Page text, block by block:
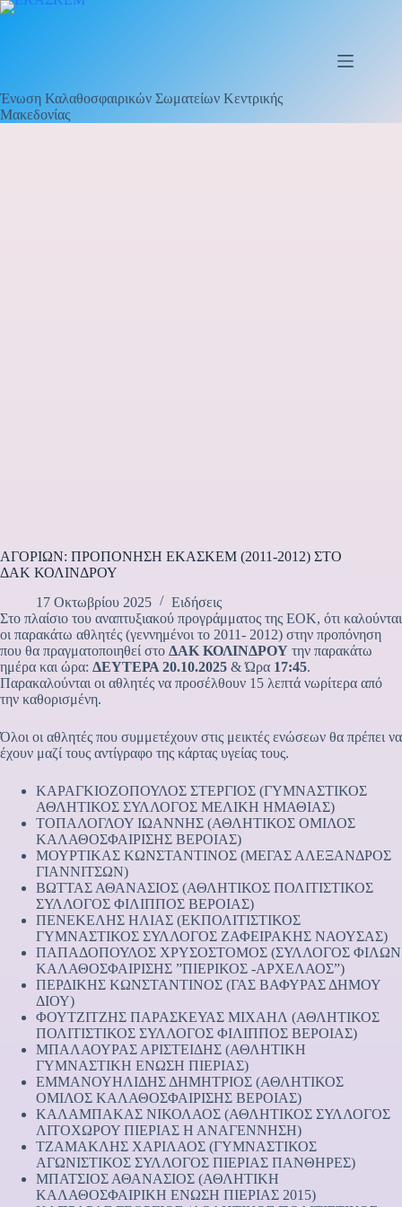
Μετάβαση
Ένωση Καλαθοσφαιρικών Σωματείων Κεντρικής
Μακεδονίας
ΑΓΟΡΙΩΝ: ΠΡΟΠΟΝΗΣΗ ΕΚΑΣΚΕΜ (2011-2012) ΣΤΟ
ΔΑΚ ΚΟΛΙΝΔΡΟΥ
17 Οκτωβρίου 2025
Ειδήσεις
Στο πλαίσιο του αναπτυξιακού προγράμματος της ΕΟΚ, ότι καλούνται
οι παρακάτω αθλητές (γεννημένοι το 2011- 2012) στην προπόνηση
που θα πραγματοποιηθεί στο ΔΑΚ ΚΟΛΙΝΔΡΟΥ την παρακάτω
ημέρα και ώρα: ΔΕΥΤΕΡΑ 20.10.2025 & Ώρα 17:45.
Παρακαλούνται οι αθλητές να προσέλθουν 15 λεπτά νωρίτερα από
την καθορισμένη.
Όλοι οι αθλητές που συμμετέχουν στις μεικτές ενώσεων θα πρέπει να
έχουν μαζί τους αντίγραφο της κάρτας υγείας τους.
ΚΑΡΑΓΚΙΟΖΟΠΟΥΛΟΣ ΣΤΕΡΓΙΟΣ (ΓΥΜΝΑΣΤΙΚΟΣ
ΑΘΛΗΤΙΚΟΣ ΣΥΛΛΟΓΟΣ ΜΕΛΙΚΗ ΗΜΑΘΙΑΣ)
ΤΟΠΑΛΟΓΛΟΥ ΙΩΑΝΝΗΣ (ΑΘΛΗΤΙΚΟΣ ΟΜΙΛΟΣ
ΚΑΛΑΘΟΣΦΑΙΡΙΣΗΣ ΒΕΡΟΙΑΣ)
ΜΟΥΡΤΙΚΑΣ ΚΩΝΣΤΑΝΤΙΝΟΣ (ΜΕΓΑΣ ΑΛΕΞΑΝΔΡΟΣ
ΓΙΑΝΝΙΤΣΩΝ)
ΒΩΤΤΑΣ ΑΘΑΝΑΣΙΟΣ (ΑΘΛΗΤΙΚΟΣ ΠΟΛΙΤΙΣΤΙΚΟΣ
ΣΥΛΛΟΓΟΣ ΦΙΛΙΠΠΟΣ ΒΕΡΟΙΑΣ)
ΠΕΝΕΚΕΛΗΣ ΗΛΙΑΣ (ΕΚΠΟΛΙΤΙΣΤΙΚΟΣ
ΓΥΜΝΑΣΤΙΚΟΣ ΣΥΛΛΟΓΟΣ ΖΑΦΕΙΡΑΚΗΣ ΝΑΟΥΣΑΣ)
ΠΑΠΑΔΟΠΟΥΛΟΣ ΧΡΥΣΟΣΤΟΜΟΣ (ΣΥΛΛΟΓΟΣ ΦΙΛΩΝ
ΚΑΛΑΘΟΣΦΑΙΡΙΣΗΣ ”ΠΙΕΡΙΚΟΣ -ΑΡΧΕΛΑΟΣ”)
ΠΕΡΔΙΚΗΣ ΚΩΝΣΤΑΝΤΙΝΟΣ (ΓΑΣ ΒΑΦΥΡΑΣ ΔΗΜΟΥ
ΔΙΟΥ)
ΦΟΥΤΖΙΤΖΗΣ ΠΑΡΑΣΚΕΥΑΣ ΜΙΧΑΗΛ (ΑΘΛΗΤΙΚΟΣ
ΠΟΛΙΤΙΣΤΙΚΟΣ ΣΥΛΛΟΓΟΣ ΦΙΛΙΠΠΟΣ ΒΕΡΟΙΑΣ)
ΜΠΑΛΑΟΥΡΑΣ ΑΡΙΣΤΕΙΔΗΣ (ΑΘΛΗΤΙΚΗ
ΓΥΜΝΑΣΤΙΚΗ ΕΝΩΣΗ ΠΙΕΡΙΑΣ)
ΕΜΜΑΝΟΥΗΛΙΔΗΣ ΔΗΜΗΤΡΙΟΣ (ΑΘΛΗΤΙΚΟΣ
ΟΜΙΛΟΣ ΚΑΛΑΘΟΣΦΑΙΡΙΣΗΣ ΒΕΡΟΙΑΣ)
ΚΑΛΑΜΠΑΚΑΣ ΝΙΚΟΛΑΟΣ (ΑΘΛΗΤΙΚΟΣ ΣΥΛΛΟΓΟΣ
ΛΙΤΟΧΩΡΟΥ ΠΙΕΡΙΑΣ Η ΑΝΑΓΕΝΝΗΣΗ)
ΤΖΑΜΑΚΛΗΣ ΧΑΡΙΛΑΟΣ (ΓΥΜΝΑΣΤΙΚΟΣ
ΑΓΩΝΙΣΤΙΚΟΣ ΣΥΛΛΟΓΟΣ ΠΙΕΡΙΑΣ ΠΑΝΘΗΡΕΣ)
ΜΠΑΤΣΙΟΣ ΑΘΑΝΑΣΙΟΣ (ΑΘΛΗΤΙΚΗ
ΚΑΛΑΘΟΣΦΑΙΡΙΚΗ ΕΝΩΣΗ ΠΙΕΡΙΑΣ 2015)